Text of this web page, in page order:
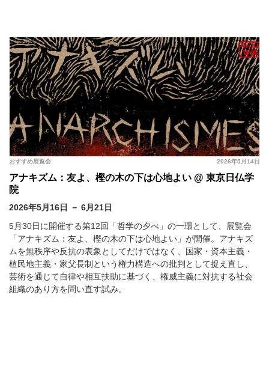
2026年5月14日
おすすめ展覧会
アナキズム：友よ、樫の木の下は心地よい @ 東京日仏学
院
2026年5月16日 － 6月21日
5月30日に開催する第12回「哲学の夕べ」の一環として、展覧会
「アナキズム：友よ、樫の木の下は心地よい」が開催。アナキズ
ムを無秩序や反抗の表象としてだけではなく、国家・資本主義・
植民地主義・家父長制という権力構造への批判として捉え直し、
芸術を通じて自律や相互扶助に基づく、権威主義に対抗する社会
組織のあり方を問い直す試み。